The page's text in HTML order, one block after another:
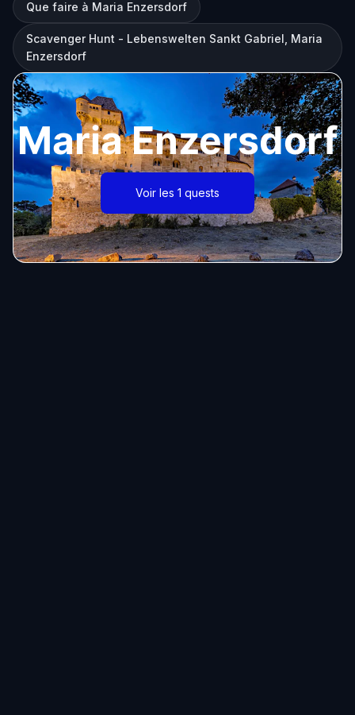
Que faire à Maria Enzersdorf
Scavenger Hunt - Lebenswelten Sankt Gabriel, Maria
Enzersdorf
Maria Enzersdorf
Voir les 1 quests